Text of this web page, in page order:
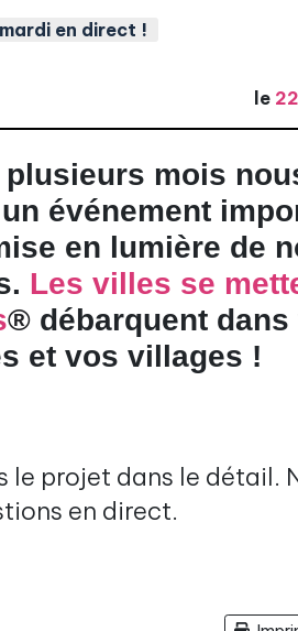
en direct !
le
plusieurs mois
événement
en lumière de
Les villes se
® débarquent dans
et vos villages !
le projet dans le détail.
en direct.